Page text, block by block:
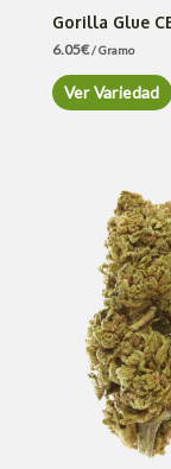
Gorilla Glue
6.05€/ Gramo
Ver Variedad